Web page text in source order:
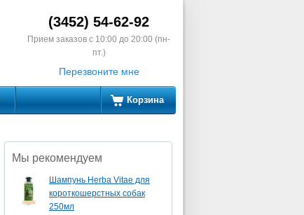
(3452) 54-62-92
Прием заказов с 10:00 до 20:00 (пн-
пт.)
Перезвоните мне
Корзина
Мы рекомендуем
Шампунь Herba Vitae для
короткошерстных собак
250мл